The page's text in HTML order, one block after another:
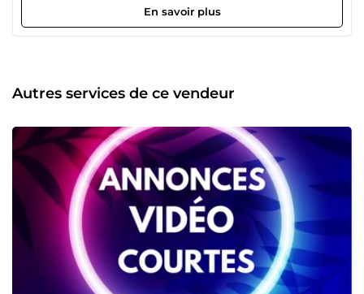
et reflète l’identité de chaque client. 🔍 J’ai également 3
ans d’expertise en SEO , ce qui me permet d’optimiser vos
besoins pour vous proposer des solutions sur mesure,
efficaces et créatives. N’hésitez pas à me contacter pour
En savoir plus
Autres services de ce vendeur